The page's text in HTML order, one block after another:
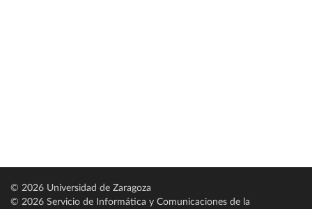
© 2026 Universidad de Zaragoza
© 2026 Servicio de Informática y Comunicaciones de la